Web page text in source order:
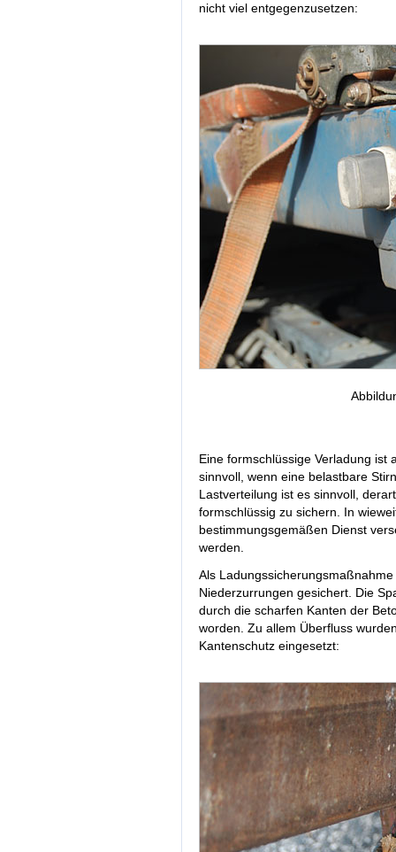
nicht viel entgegenzusetzen:
Eine formschlüssige Verladung ist
sinnvoll, wenn eine belastbare
Lastverteilung ist es sinnvoll,
formschlüssig zu sichern. In
bestimmungsgemäßen Dienst
werden.
Als
Niederzurrungen gesichert. Die
durch die scharfen Kanten der
worden. Zu allem Überfluss
Kantenschutz eingesetzt: